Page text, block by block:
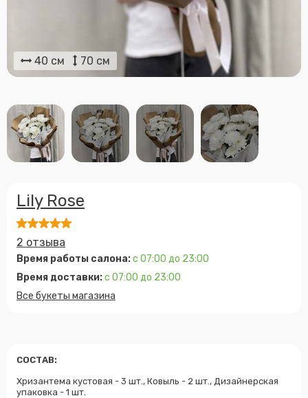
40 см 70 см
Lily Rose
2 отзыва
Время работы салона:с 07:00 до 23:00
Время доставки:с 07:00 до 23:00
Все букеты магазина
СОСТАВ:
Хризантема кустовая - 3 шт., Ковыль - 2 шт., Дизайнерская
упаковка - 1 шт.